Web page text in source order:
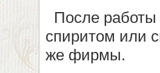
После работы
спиритом или
же фирмы.